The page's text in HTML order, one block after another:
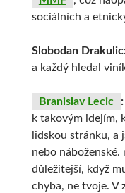
sociálních a
Slobodan
a každý hledal
Branislav Lecic :
k takovým idejím,
lidskou stránku, a
nebo
důležitejší, když
chyba, ne tvoje. V